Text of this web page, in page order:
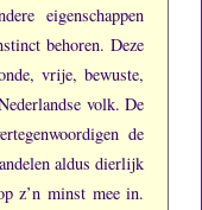
eigenschappen
behoren.Deze
vrije, bewuste,
volk.De
de
aldus dierlijk
z’n minst mee in.